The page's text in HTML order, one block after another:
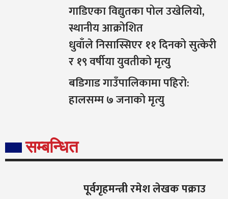
गाडिएका विद्युतका पोल उखेलियो,
स्थानीय आक्रोशित
धुवाँले निसास्सिएर ११ दिनको सुत्केरी
र १९ वर्षीया युवतीको मृत्यु
बडिगाड गाउँपालिकामा पहिरो:
हालसम्म ७ जनाको मृत्यु
सम्बन्धित
पूर्वगृहमन्त्री रमेश लेखक पक्राउ